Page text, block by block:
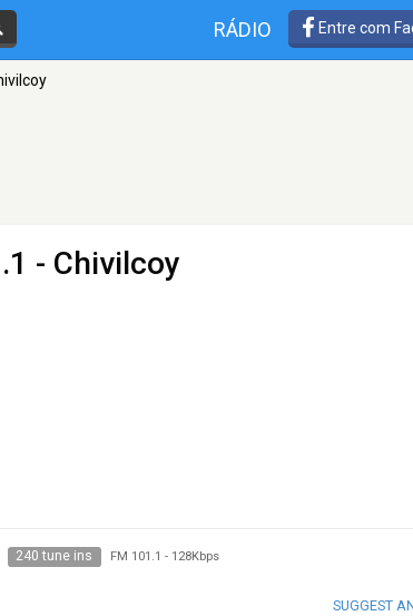
RÁDIO Entre com
- Chivilcoy
240 tune ins FM 101.1 - 128Kbps
SUGGEST